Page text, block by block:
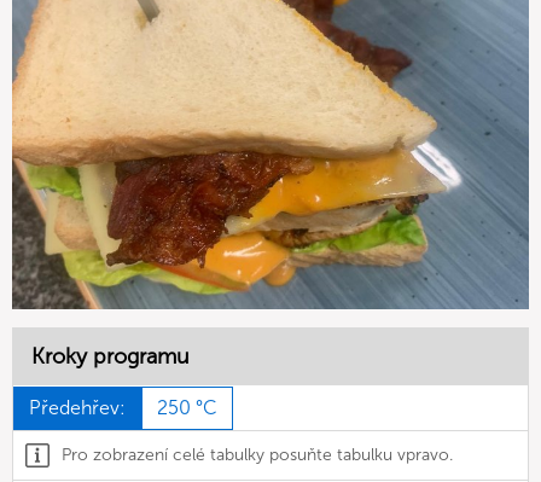
Kroky programu
Předehřev: 250 °C
Pro zobrazení celé tabulky posuňte tabulku vpravo.